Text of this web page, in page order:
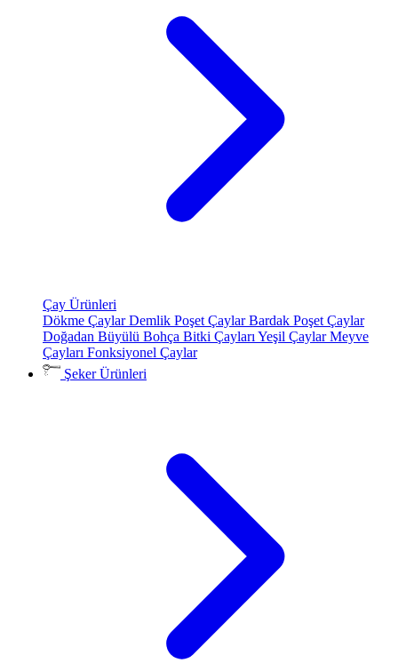
Çay Ürünleri
Dökme ÇaylarDemlik Poşet ÇaylarBardak Poşet Çaylar
Doğadan Büyülü Bohça Bitki Çayları Yeşil ÇaylarMeyve
Çayları Fonksiyonel Çaylar
Şeker Ürünleri